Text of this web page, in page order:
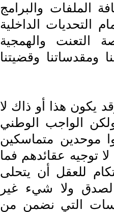
الملفات والبرامج
التحديات الداخلية
التعنت والهمجية
ومقدساتنا وقضيتنا
يكون هذا أو ذاك لا
الواجب الوطني
موحدين متماسكين
توجيه عقائدهم فما
للعقل أن يتحلى
ولا شيء غير
التي نضمن من